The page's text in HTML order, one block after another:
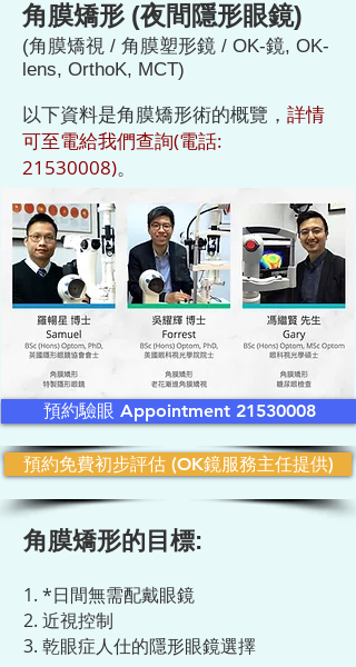
角膜矯形 (夜間隱形眼鏡)
(角膜矯視 / 角膜塑形鏡 / OK-鏡, OK-
lens, OrthoK, MCT)
以下資料是角膜矯形術的概覽， 詳情
可至電給我們查詢(電話:
21530008)。
預約驗眼 Appointment 21530008
角膜矯形的目標:
1. *日間無需配戴眼鏡
2. 近視控制
3. 乾眼症人仕的隱形眼鏡選擇
預約免費初步評估 (OK鏡服務主任提供)